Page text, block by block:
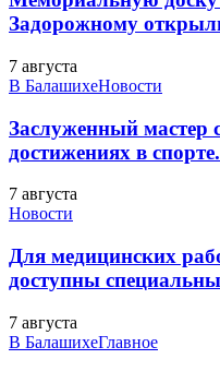
Задорожному
7 августа
В БалашихеНовости
Заслуженный мастер
достижениях в
7 августа
Новости
Для медицинских
доступны
7 августа
В БалашихеГлавное